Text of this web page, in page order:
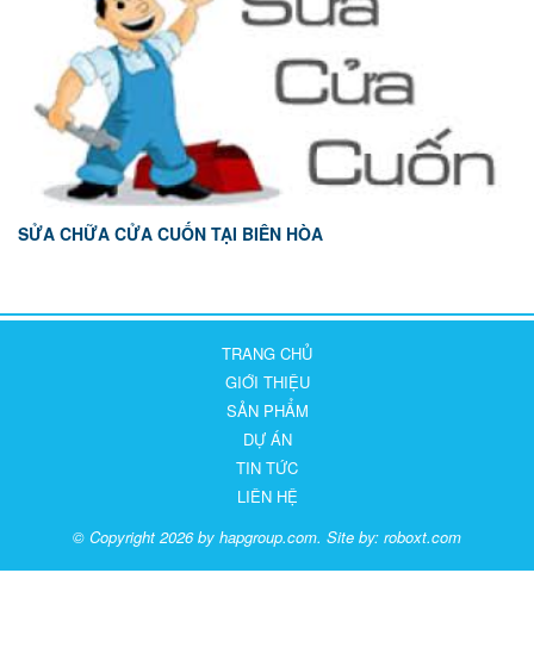
SỬA CHỮA CỬA CUỐN TẠI BIÊN HÒA
TRANG CHỦ
GIỚI THIỆU
SẢN PHẨM
DỰ ÁN
TIN TỨC
LIÊN HỆ
© Copyright 2026 by hapgroup.com. Site by: roboxt.com